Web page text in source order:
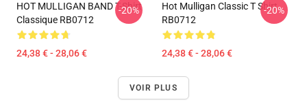
HOT MULLIGAN BAND T-Shirt
Classique RB0712
24,38 € - 28,06 €
-20%
Hot Mulligan Classic T Shirt
RB0712
24,38 € - 28,06 €
-20%
VOIR PLUS